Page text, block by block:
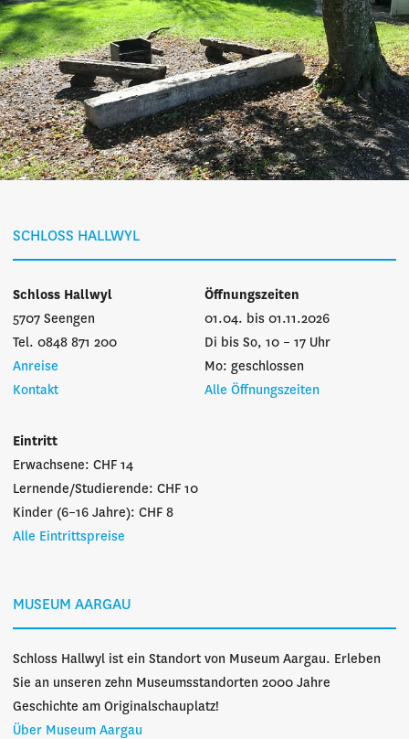
SCHLOSS HALLWYL
Schloss Hallwyl
5707 Seengen
Tel. 0848 871 200
Anreise
Kontakt
Öffnungszeiten
01.04. bis 01.11.2026
Di bis So, 10 – 17 Uhr
Mo: geschlossen
Alle Öffnungszeiten
Eintritt
Erwachsene: CHF 14
Lernende/Studierende: CHF 10
Kinder (6–16 Jahre): CHF 8
Alle Eintrittspreise
MUSEUM AARGAU
Schloss Hallwyl ist ein Standort von Museum Aargau. Erleben
Sie an unseren zehn Museumsstandorten 2000 Jahre
Geschichte am Originalschauplatz!
Über Museum Aargau